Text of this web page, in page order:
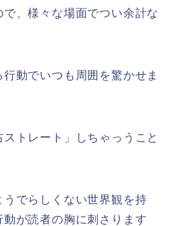
で、様々な場面でつい余計な
動でいつも周囲を驚かせま
トレート」しちゃっうこと
でらしくない世界観を持
が読者の胸に刺さります